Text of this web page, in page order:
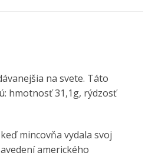
na svete. Táto
hmotnosť 31,1g, rýdzosť
mincovňa vydala svoj
amerického